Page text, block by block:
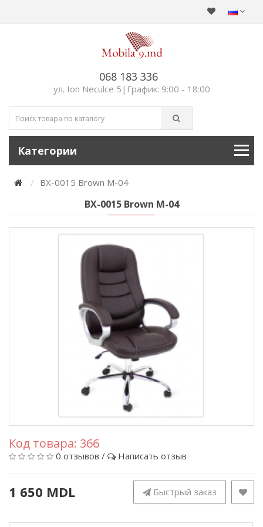
068 183 336
ул. Ion Neculce 5|График: 9:00 - 18:00
Категории
BX-0015 Brown M-04
BX-0015 Brown M-04
Код товара: 366
0 отзывов / Написать отзыв
1 650 MDL Быстрый заказ